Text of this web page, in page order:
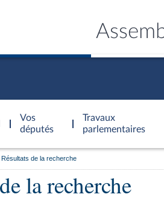
Vos
députés
Travaux
parlementaires
Résultats de la recherche
la recherche